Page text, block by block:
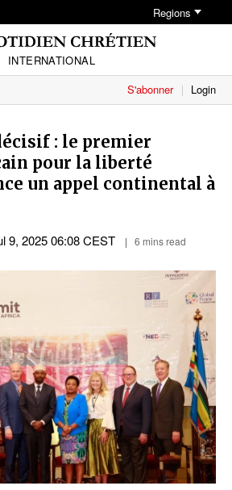
Regions
INTERNATIONAL
S'abonner Login
: le premier
pour la liberté
un appel continental à
9, 2025 06:08 CEST 6 mins read